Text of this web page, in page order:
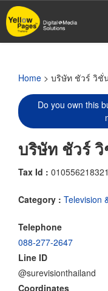
Skip
to
main
Home > บริษัท ชัวร์ วิชั่
Do you own this
บริษัท ชัวร์
Tax Id :
Category : Television
Telephone
088-277-2647
Line ID
@surevisionthailand
Coordinates